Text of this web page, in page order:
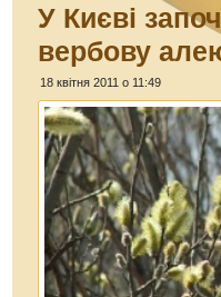
У Києві
вербову
18 квітня 2011 о 11:49